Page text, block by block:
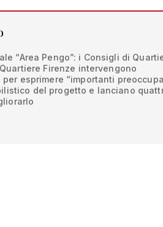
“Area Pengo”: i Consigli di
Firenze intervengono
esprimere “importanti
del progetto e lanciano